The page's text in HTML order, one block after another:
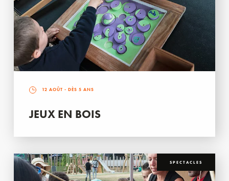
12 AOÛT - DÈS 5 ANS
JEUX EN BOIS
SPECTACLES